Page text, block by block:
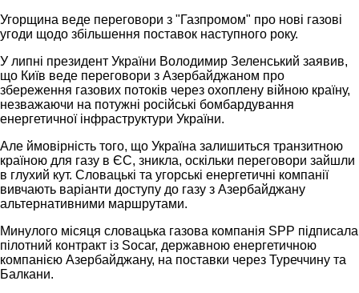
Угорщина веде переговори з "Газпромом" про нові газові
угоди щодо збільшення поставок наступного року.
У липні президент України Володимир Зеленський заявив,
що Київ веде переговори з Азербайджаном про
збереження газових потоків через охоплену війною країну,
незважаючи на потужні російські бомбардування
енергетичної інфраструктури України.
Але ймовірність того, що Україна залишиться транзитною
країною для газу в ЄС, зникла, оскільки переговори зайшли
в глухий кут. Словацькі та угорські енергетичні компанії
вивчають варіанти доступу до газу з Азербайджану
альтернативними маршрутами.
Минулого місяця словацька газова компанія SPP підписала
пілотний контракт із Socar, державною енергетичною
компанією Азербайджану, на поставки через Туреччину та
Балкани.